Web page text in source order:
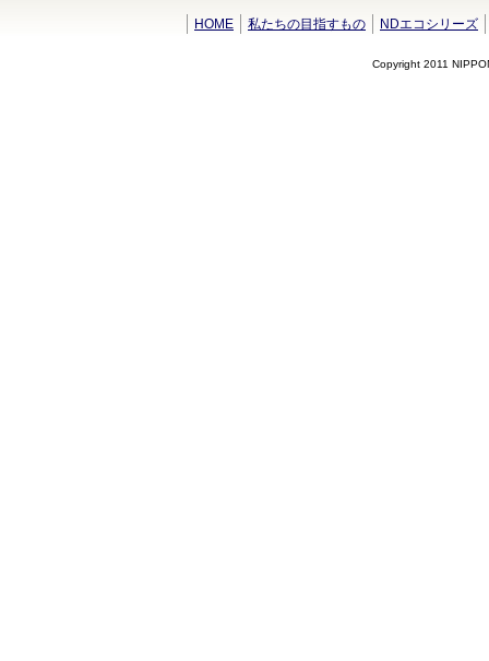
HOME 私たちの目指すもの NDエコシリーズ
Copyright 2011